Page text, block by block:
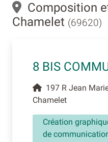
Composition
Chamelet (69620)
8 BIS
197 R Jean
Chamelet
Création
de